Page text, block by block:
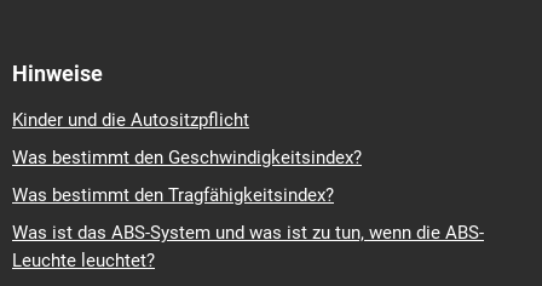
Hinweise
Kinder und die Autositzpflicht
Was bestimmt den Geschwindigkeitsindex?
Was bestimmt den Tragfähigkeitsindex?
Was ist das ABS-System und was ist zu tun, wenn die ABS-
Leuchte leuchtet?